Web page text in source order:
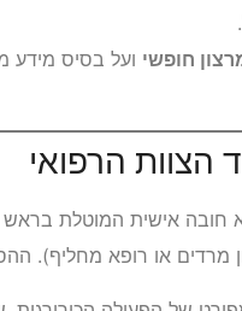
חופשי ועל בסיס
הרפואי
חובה אישית המוטלת
מרדים או רופא מחליף).